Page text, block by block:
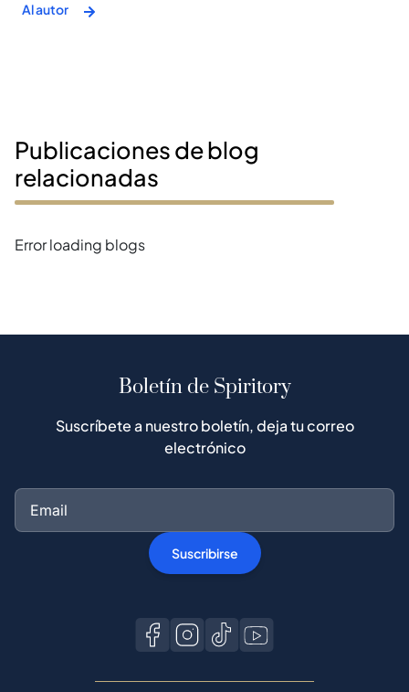
Al autor
Publicaciones de blog
relacionadas
Error loading blogs
Boletín de Spiritory
Suscríbete a nuestro boletín, deja tu correo
electrónico
Suscribirse